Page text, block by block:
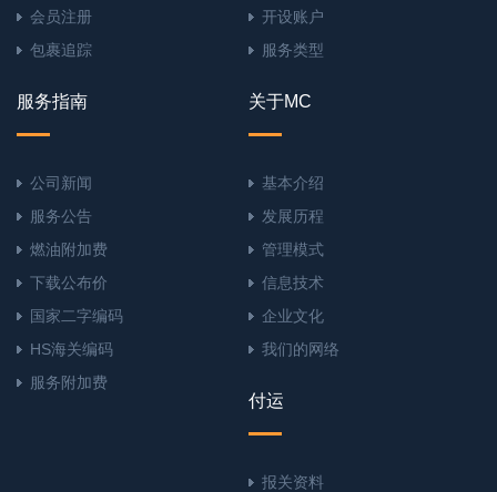
会员注册
包裹追踪
开设账户
服务类型
服务指南
公司新闻
服务公告
燃油附加费
下载公布价
国家二字编码
HS海关编码
服务附加费
关于MC
基本介绍
发展历程
管理模式
信息技术
企业文化
我们的网络
付运
报关资料